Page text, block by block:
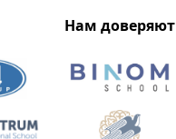
Нам доверяют